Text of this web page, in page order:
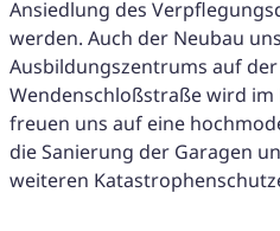
Ansiedlung des
werden. Auch der Neubau
Ausbildungszentrums auf
Wendenschloßstraße wird
freuen uns auf eine
die Sanierung der Garagen
weiteren